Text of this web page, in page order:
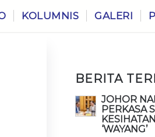
KOLUMNIS GALERI
BERITA
JOHOR
PERKASA
‘WAYANG’